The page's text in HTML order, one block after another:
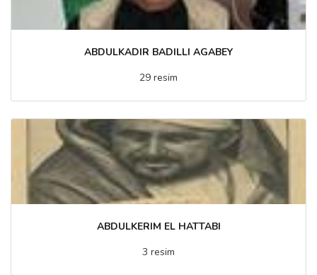
ABDULKADIR BADILLI AGABEY
29 resim
ABDULKERIM EL HATTABI
3 resim